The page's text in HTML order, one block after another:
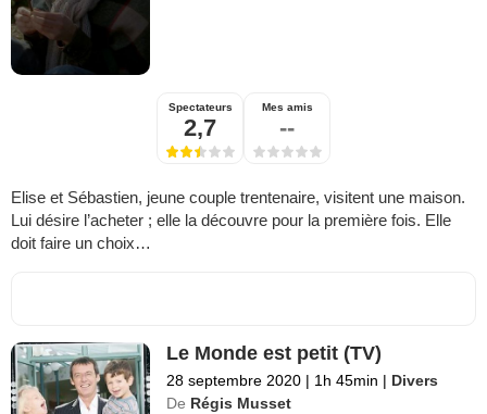
Spectateurs
2,7
Mes amis
--
Elise et Sébastien, jeune couple trentenaire, visitent une maison.
Lui désire l’acheter ; elle la découvre pour la première fois. Elle
doit faire un choix…
Le Monde est petit (TV)
28 septembre 2020 | 1h 45min | Divers
De Régis Musset